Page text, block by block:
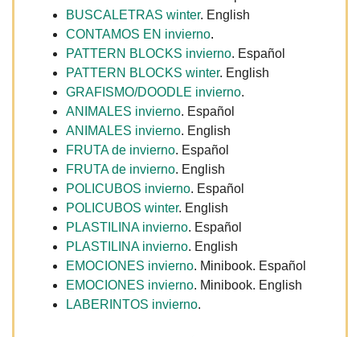
BUSCALETRAS winter. English
CONTAMOS EN invierno.
PATTERN BLOCKS invierno. Español
PATTERN BLOCKS winter. English
GRAFISMO/DOODLE invierno.
ANIMALES invierno. Español
ANIMALES invierno. English
FRUTA de invierno. Español
FRUTA de invierno. English
POLICUBOS invierno. Español
POLICUBOS winter. English
PLASTILINA invierno. Español
PLASTILINA invierno. English
EMOCIONES invierno. Minibook. Español
EMOCIONES invierno. Minibook. English
LABERINTOS invierno.